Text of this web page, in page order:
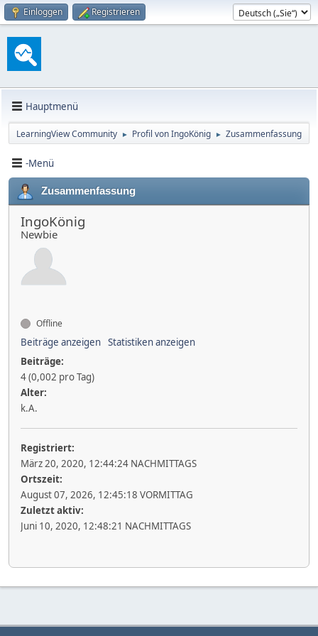
Einloggen Registrieren
Hauptmenü
LearningView Community ► Profil von IngoKönig ► Zusammenfassung
-Menü
Zusammenfassung
IngoKönig
Newbie
Offline
Beiträge anzeigen Statistiken anzeigen
Beiträge:
4 (0,002 pro Tag)
Alter:
k.A.
Registriert:
März 20, 2020, 12:44:24 NACHMITTAGS
Ortszeit:
August 07, 2026, 12:45:18 VORMITTAG
Zuletzt aktiv:
Juni 10, 2020, 12:48:21 NACHMITTAGS